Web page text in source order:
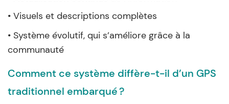
• Visuels et descriptions complètes
• Système évolutif, qui s’améliore grâce à la
communauté
Comment ce système diffère-t-il d’un GPS
traditionnel embarqué ?